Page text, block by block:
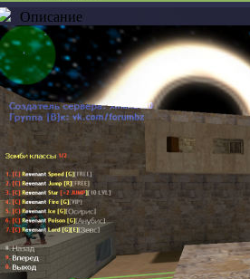
Описание